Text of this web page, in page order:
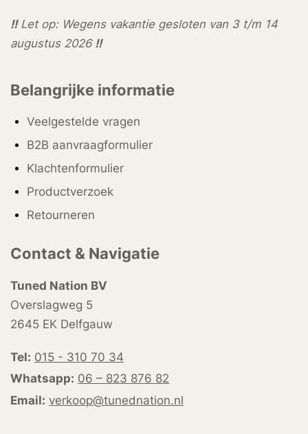
!!Let op: Wegens vakantie gesloten van 3 t/m 14
augustus 2026 !!
Belangrijke informatie
Veelgestelde vragen
B2B aanvraagformulier
Klachtenformulier
Productverzoek
Retourneren
Contact & Navigatie
Tuned Nation BV
Overslagweg 5
2645 EK Delfgauw
Tel: 015 - 310 70 34
Whatsapp: 06 – 823 876 82
Email: verkoop@tunednation.nl